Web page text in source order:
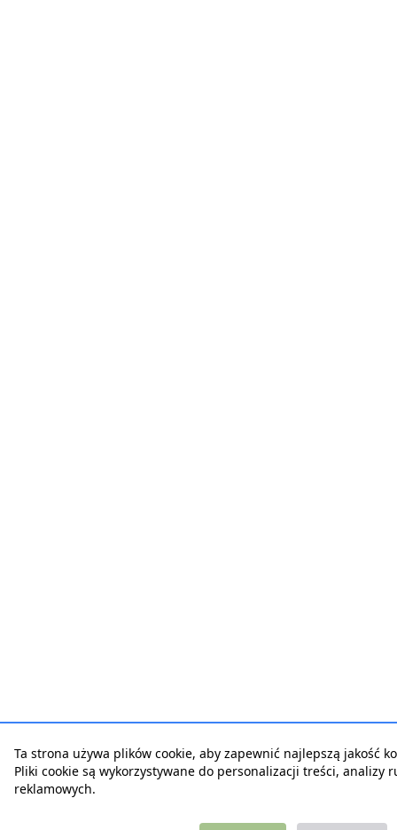
Ta strona używa plików cookie, aby zapewnić najlepszą jakość
Pliki cookie są wykorzystywane do personalizacji treści, analizy
reklamowych.